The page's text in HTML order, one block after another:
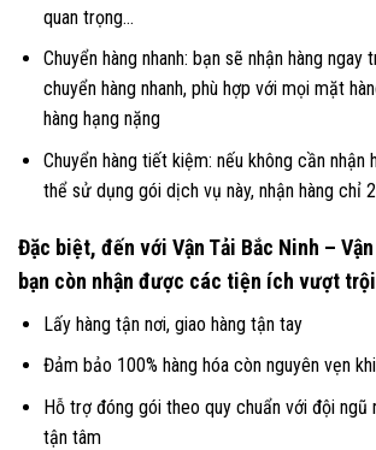
quan trọng…
Chuyển hàng nhanh: bạn sẽ nhận hàng ngay
chuyển hàng nhanh, phù hợp với mọi mặt
hàng hạng nặng
Chuyển hàng tiết kiệm: nếu không cần nhận
thể sử dụng gói dịch vụ này, nhận hàng chỉ
Đặc biệt, đến với Vận Tải Bắc Ninh –
bạn còn nhận được các tiện ích vượt
Lấy hàng tận nơi, giao hàng tận tay
Đảm bảo 100% hàng hóa còn nguyên vẹn
Hỗ trợ đóng gói theo quy chuẩn với đội ngũ
tận tâm